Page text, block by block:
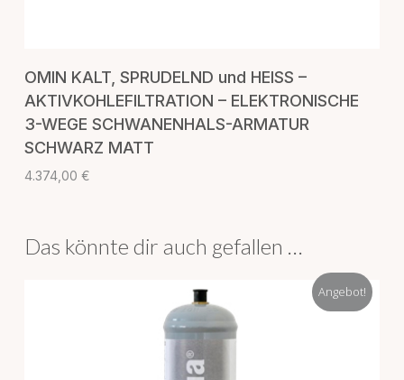
OMIN KALT, SPRUDELND und HEISS –
AKTIVKOHLEFILTRATION – ELEKTRONISCHE
3-WEGE SCHWANENHALS-ARMATUR
SCHWARZ MATT
4.374,00 €
Das könnte dir auch gefallen …
Angebot!